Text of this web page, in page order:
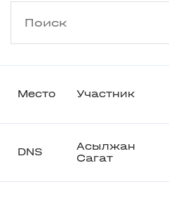
Место Участник
DNS
Асылжан
Сагат